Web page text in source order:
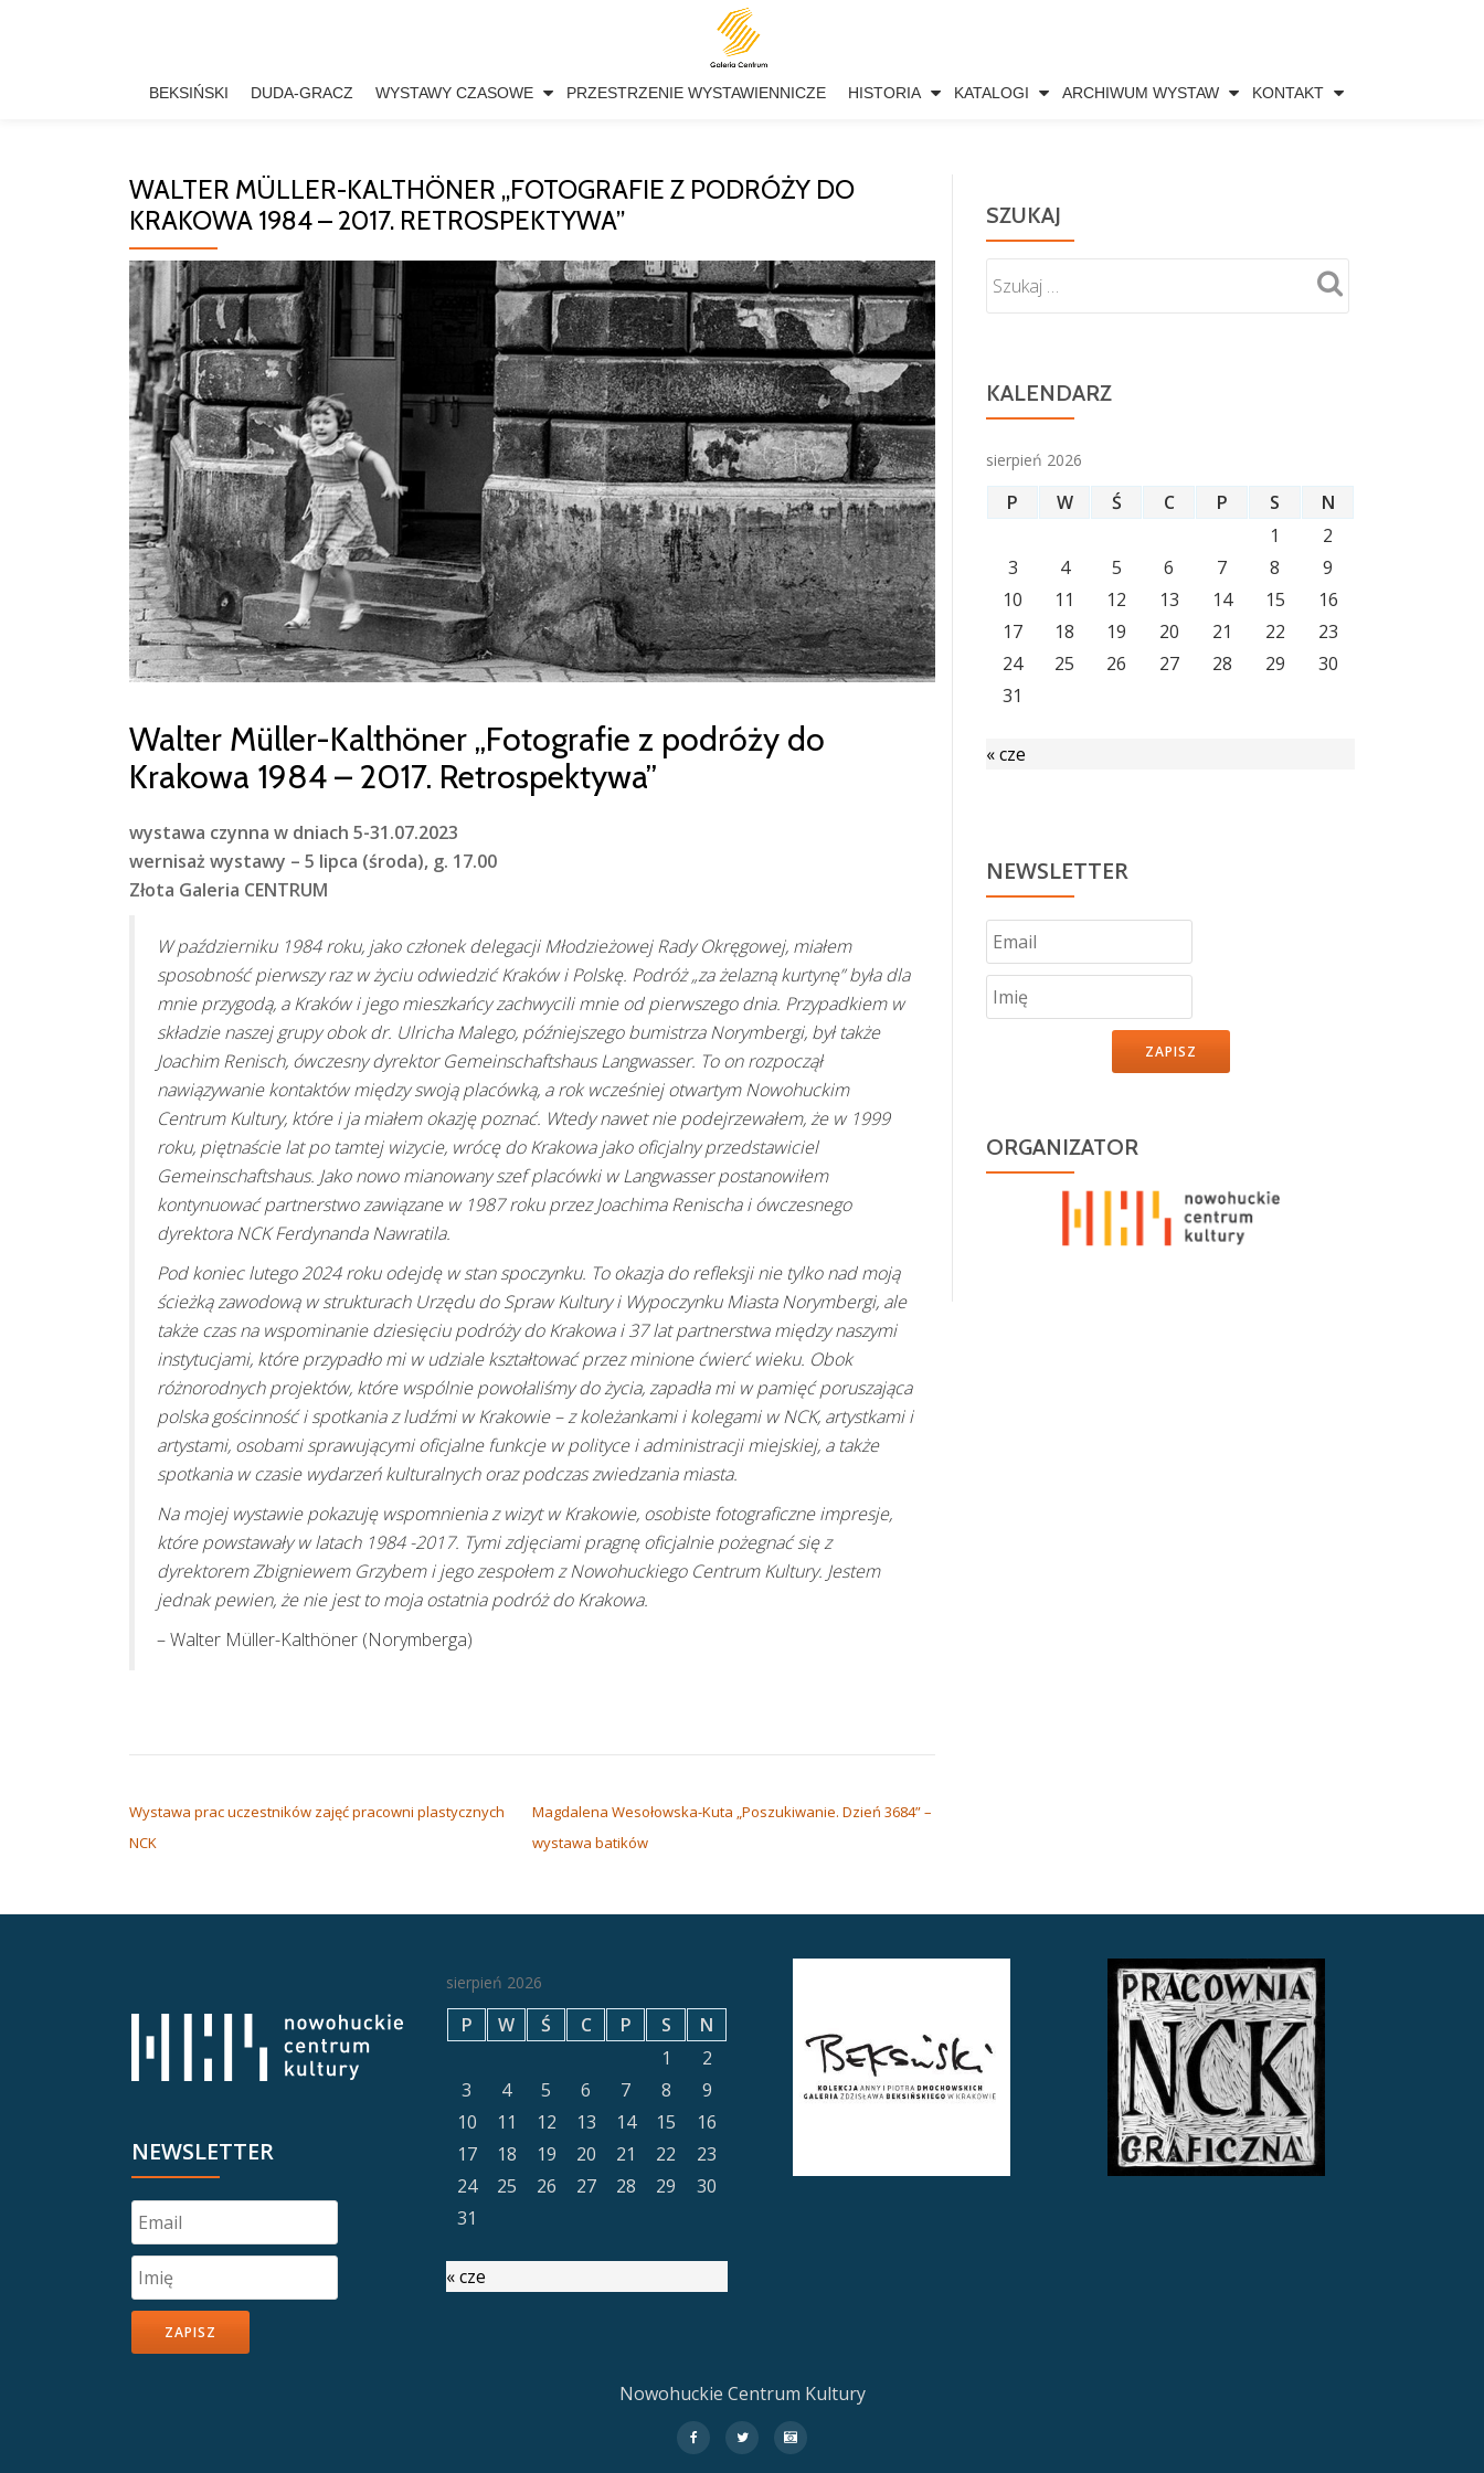
BEKSIŃSKI DUDA-GRACZ WYSTAWY CZASOWE PRZESTRZENIE WYSTAWIENNICZE HISTORIA KATALOGI ARCHIWUM WYSTAW KONTAKT
WALTER MÜLLER-KALTHÖNER „FOTOGRAFIE Z PODRÓŻY DO
KRAKOWA 1984 – 2017. RETROSPEKTYWA”
Walter Müller-Kalthöner „Fotografie z podróży do
Krakowa 1984 – 2017. Retrospektywa”
wystawa czynna w dniach 5-31.07.2023
wernisaż wystawy – 5 lipca (środa), g. 17.00
Złota Galeria CENTRUM
W październiku 1984 roku, jako członek delegacji Młodzieżowej Rady Okręgowej, miałem
sposobność pierwszy raz w życiu odwiedzić Kraków i Polskę. Podróż „za żelazną kurtynę” była dla
mnie przygodą, a Kraków i jego mieszkańcy zachwycili mnie od pierwszego dnia. Przypadkiem w
składzie naszej grupy obok dr. Ulricha Malego, późniejszego bumistrza Norymbergi, był także
Joachim Renisch, ówczesny dyrektor Gemeinschaftshaus Langwasser. To on rozpoczął
nawiązywanie kontaktów między swoją placówką, a rok wcześniej otwartym Nowohuckim
Centrum Kultury, które i ja miałem okazję poznać. Wtedy nawet nie podejrzewałem, że w 1999
roku, piętnaście lat po tamtej wizycie, wrócę do Krakowa jako oficjalny przedstawiciel
Gemeinschaftshaus. Jako nowo mianowany szef placówki w Langwasser postanowiłem
kontynuować partnerstwo zawiązane w 1987 roku przez Joachima Renischa i ówczesnego
dyrektora NCK Ferdynanda Nawratila.
Pod koniec lutego 2024 roku odejdę w stan spoczynku. To okazja do refleksji nie tylko nad moją
ścieżką zawodową w strukturach Urzędu do Spraw Kultury i Wypoczynku Miasta Norymbergi, ale
także czas na wspominanie dziesięciu podróży do Krakowa i 37 lat partnerstwa między naszymi
instytucjami, które przypadło mi w udziale kształtować przez minione ćwierć wieku. Obok
różnorodnych projektów, które wspólnie powołaliśmy do życia, zapadła mi w pamięć poruszająca
polska gościnność i spotkania z ludźmi w Krakowie – z koleżankami i kolegami w NCK, artystkami i
artystami, osobami sprawującymi oficjalne funkcje w polityce i administracji miejskiej, a także
spotkania w czasie wydarzeń kulturalnych oraz podczas zwiedzania miasta.
Na mojej wystawie pokazuję wspomnienia z wizyt w Krakowie, osobiste fotograficzne impresje,
które powstawały w latach 1984 -2017. Tymi zdjęciami pragnę oficjalnie pożegnać się z
dyrektorem Zbigniewem Grzybem i jego zespołem z Nowohuckiego Centrum Kultury. Jestem
jednak pewien, że nie jest to moja ostatnia podróż do Krakowa.
– Walter Müller-Kalthöner (Norymberga)
Wystawa prac uczestników zajęć pracowni plastycznych
NCK
Magdalena Wesołowska-Kuta „Poszukiwanie. Dzień 3684” –
wystawa batików
SZUKAJ
KALENDARZ
sierpień 2026
P W Ś C P S
N
1
2
3
4 5 6 7 8
9
10
11 12 13 14 15
16
17
18 19 20 21 22
23
24
25 26 27 28 29
30
31
« cze
NEWSLETTER
ZAPISZ
ORGANIZATOR
NEWSLETTER
ZAPISZ
sierpień 2026
P W Ś C P S
N
1
2
3
4 5 6 7 8
9
10
11 12 13 14 15
16
17
18 19 20 21 22
23
24
25 26 27 28 29
30
31
« cze
Nowohuckie Centrum Kultury
fa-
fa-
fa-